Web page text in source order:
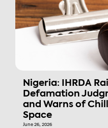
Nigeria: IHRDA
Defamation
and Warns of
Space
June 26, 2026